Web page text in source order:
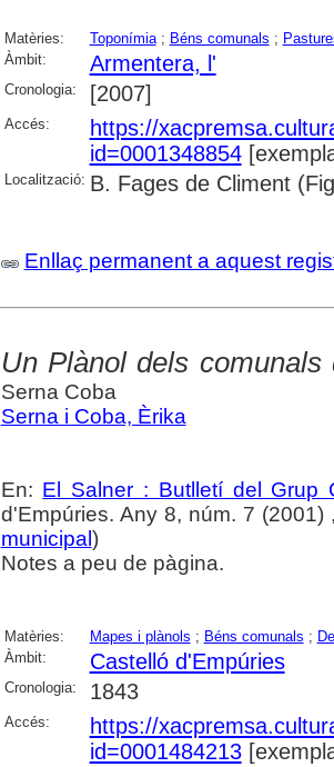
Matèries: Toponímia; Béns comunals ;
Àmbit:
Armentera, l'
Cronologia: [2007]
Accés:
https://
id=0001348854
Localització: B. Fages de Climent
Enllaç permanent a aquest
Un Plànol dels
Serna Coba
Serna i Coba, Èrika
En: El Salner : Butlletí del Grup
d'Empúries. Any 8, núm. 7 (2001)
municipal)
Notes a peu de pàgina.
Matèries: Mapes i plànols ; Béns comunals ;
Àmbit:
Castelló d'Empúries
Cronologia: 1843
Accés:
https://
id=0001484213